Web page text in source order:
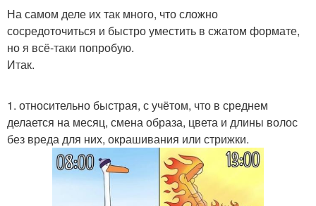
На самом деле их так много, что сложно
сосредоточиться и быстро уместить в сжатом формате,
но я всё-таки попробую.
Итак.
1. относительно быстрая, с учётом, что в среднем
делается на месяц, смена образа, цвета и длины волос
без вреда для них, окрашивания или стрижки.